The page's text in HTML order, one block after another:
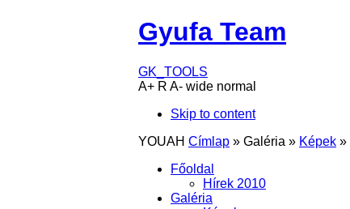
Gyufa Team
GK_TOOLS
A+ R A- wide normal
Skip to content
YOUAH Címlap » Galéria » Képek »
Főoldal
Hírek 2010
Galéria